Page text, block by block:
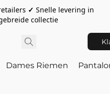
✓ Snelle levering in
collectie
Dames Riemen